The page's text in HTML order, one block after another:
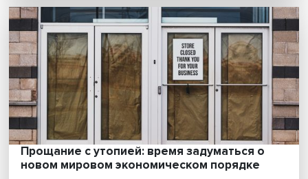
Без процента: реализация концепции
исламских финансов позволит привлечь
средства широкой группы инвесторов
Обсуждавшаяся несколько лет идея внедрения в
исламского банкинга приблизилась к